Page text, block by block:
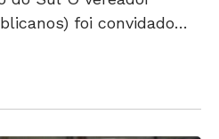
foi convidado
Perillo (PSDB) em